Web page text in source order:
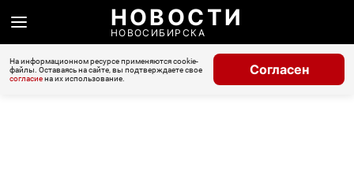
НОВОСТИ
НОВОСИБИРСКА
На информационном ресурсе применяются cookie-
файлы. Оставаясь на сайте, вы подтверждаете свое
согласиена их использование.
Согласен